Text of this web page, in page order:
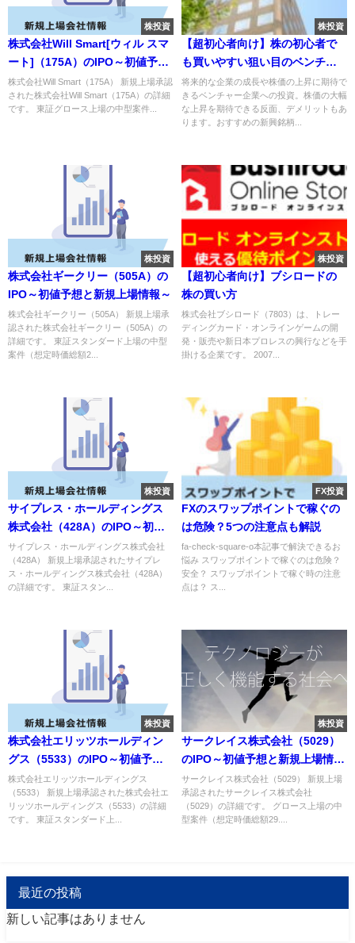
株投資
株式会社Will Smart[ウィル スマ
ート]（175A）のIPO～初値予想
と新規上場情報～
株式会社Will Smart（175A） 新規上場承認
された株式会社Will Smart（175A）の詳細
です。 東証グロース上場の中型案件...
株投資
【超初心者向け】株の初心者で
も買いやすい狙い目のベンチャ
ーの株の購入の仕方
将来的な企業の成長や株価の上昇に期待で
きるベンチャー企業への投資。株価の大幅
な上昇を期待できる反面、デメリットもあ
ります。おすすめの新興銘柄...
株投資
株式会社ギークリー（505A）の
IPO～初値予想と新規上場情報～
株式会社ギークリー（505A） 新規上場承
認された株式会社ギークリー（505A）の
詳細です。 東証スタンダード上場の中型
案件（想定時価総額2...
株投資
【超初心者向け】ブシロードの
株の買い方
株式会社ブシロード（7803）は、トレー
ディングカード・オンラインゲームの開
発・販売や新日本プロレスの興行などを手
掛ける企業です。 2007...
株投資
サイプレス・ホールディングス
株式会社（428A）のIPO～初値
予想と新規上場情報～
サイプレス・ホールディングス株式会社
（428A） 新規上場承認されたサイプレ
ス・ホールディングス株式会社（428A）
の詳細です。 東証スタン...
FX投資
FXのスワップポイントで稼ぐの
は危険？5つの注意点も解説
fa-check-square-o本記事で解決できるお
悩み スワップポイントで稼ぐのは危険？
安全？ スワップポイントで稼ぐ時の注意
点は？ ス...
株投資
株式会社エリッツホールディン
グス（5533）のIPO～初値予想
と新規上場情報～
株式会社エリッツホールディングス
（5533） 新規上場承認された株式会社エ
リッツホールディングス（5533）の詳細
です。 東証スタンダード上...
株投資
サークレイス株式会社（5029）
のIPO～初値予想と新規上場情報
～
サークレイス株式会社（5029） 新規上場
承認されたサークレイス株式会社
（5029）の詳細です。 グロース上場の中
型案件（想定時価総額29....
最近の投稿
新しい記事はありません